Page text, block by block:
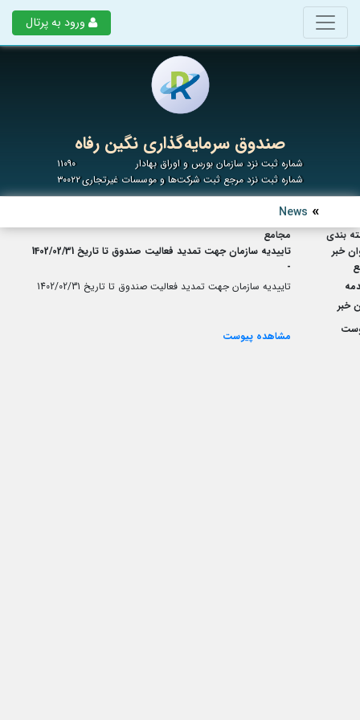
ورود به پرتال
صندوق سرمایه‌گذاری نگین رفاه
شماره ثبت نزد سازمان بورس و اوراق بهادار
۱۱۰۹۰
شماره ثبت نزد مرجع ثبت شرکت‌ها و موسسات غیرتجاری۳۰۰۲۲
News
بندی
مجامع
خبر
تاییدیه سازمان جهت تمدید فعالیت صندوق تا تاریخ 1402/02/31
-
تاییدیه سازمان جهت تمدید فعالیت صندوق تا تاریخ 1402/02/31
خبر
مشاهده پیوست